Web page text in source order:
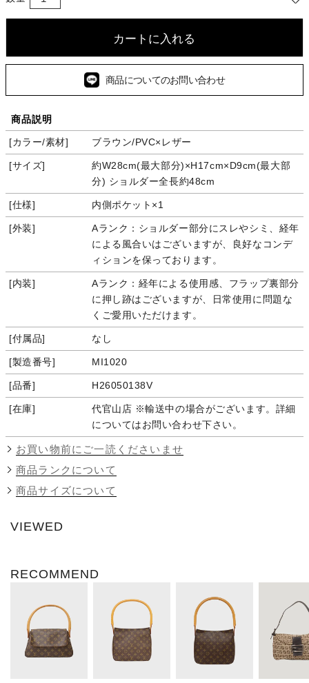
カートに入れる
商品についてのお問い合わせ
商品説明
カラー/素材 ブラウン/PVC×レザー
サイズ
約W28cm(最大部分)×H17cm×D9cm(最大部
分) ショルダー全長約48cm
仕様 内側ポケット×1
外装
Aランク：ショルダー部分にスレやシミ、経年
による風合いはございますが、良好なコンデ
ィションを保っております。
内装
Aランク：経年による使用感、フラップ裏部分
に押し跡はございますが、日常使用に問題な
くご愛用いただけます。
付属品 なし
製造番号 MI1020
品番 H26050138V
在庫
代官山店 ※輸送中の場合がございます。詳細
についてはお問い合わせ下さい。
お買い物前にご一読くださいませ
商品ランクについて
商品サイズについて
VIEWED
RECOMMEND